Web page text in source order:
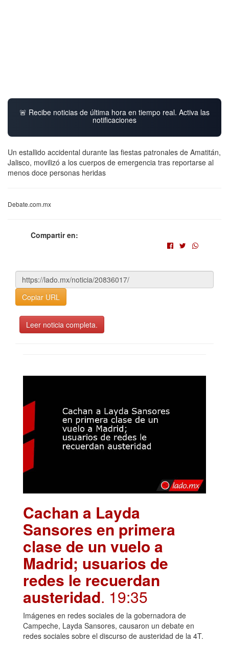
🚨 Recibe noticias de última hora en tiempo real. Activa las
notificaciones
Un estallido accidental durante las fiestas patronales de Amatitán,
Jalisco, movilizó a los cuerpos de emergencia tras reportarse al
menos doce personas heridas
Debate.com.mx
Compartir en:
Copiar URL
Leer noticia completa.
Cachan a Layda
Sansores en primera
clase de un vuelo a
Madrid; usuarios de
redes le recuerdan
austeridad. 19:35
Imágenes en redes sociales de la gobernadora de
Campeche, Layda Sansores, causaron un debate en
redes sociales sobre el discurso de austeridad de la 4T.